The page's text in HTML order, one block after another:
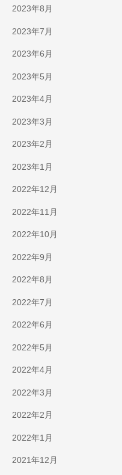
2023年8月
2023年7月
2023年6月
2023年5月
2023年4月
2023年3月
2023年2月
2023年1月
2022年12月
2022年11月
2022年10月
2022年9月
2022年8月
2022年7月
2022年6月
2022年5月
2022年4月
2022年3月
2022年2月
2022年1月
2021年12月